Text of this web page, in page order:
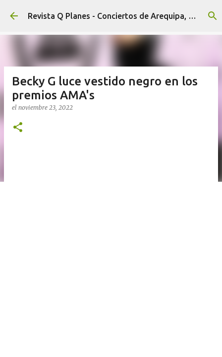
Ir al contenido principal Revista Q Planes - Conciertos de Arequipa, fiestas, eventos y Cultura
Becky G luce vestido negro en los
premios AMA's
el noviembre 23, 2022